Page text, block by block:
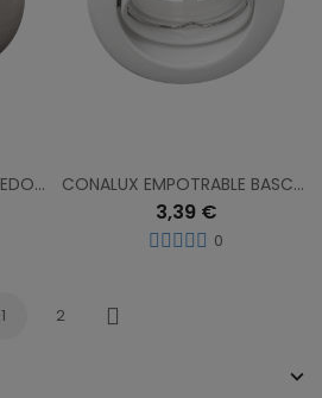
CONALUX EMPOTRABLE REDONDO FIJO NIQUEL 4001-02 CONALUX EMPOTRABLE BASCULANTE REDONDO BLANCO 4000-01
3,39 €
0
1 2
Siguiente